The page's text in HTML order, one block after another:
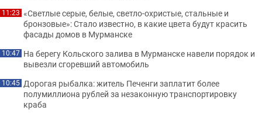
11:23 «Светлые серые, белые, светло-охристые, стальные и
бронзовые»: Стало известно, в какие цвета будут красить
фасады домов в Мурманске
10:47 На берегу Кольского залива в Мурманске навели порядок и
вывезли сгоревший автомобиль
10:45 Дорогая рыбалка: житель Печенги заплатит более
полумиллиона рублей за незаконную транспортировку
краба